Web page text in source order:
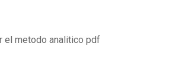
el metodo analitico pdf